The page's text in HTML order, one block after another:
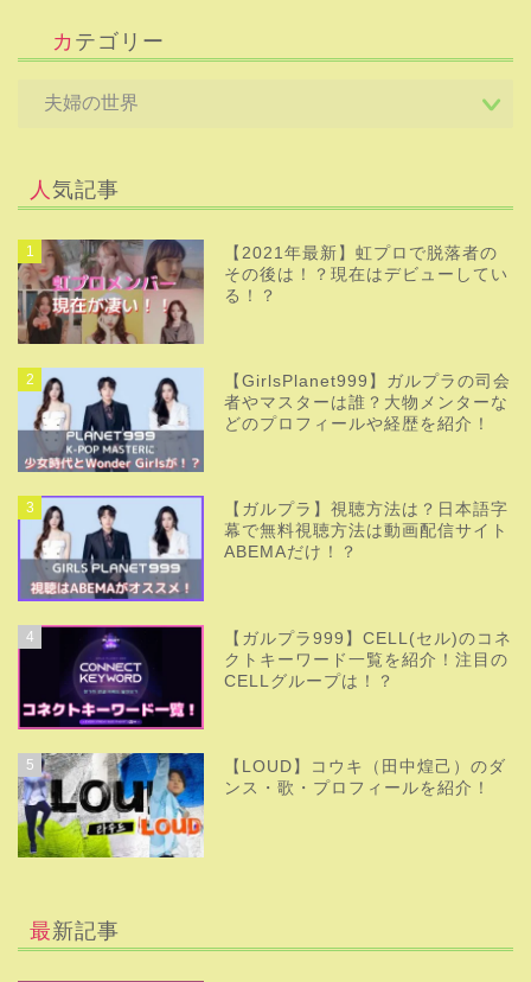
カテゴリー
人気記事
1
【2021年最新】虹プロで脱落者の
その後は！？現在はデビューしてい
る！？
2
【GirlsPlanet999】ガルプラの司会
者やマスターは誰？大物メンターな
どのプロフィールや経歴を紹介！
3
【ガルプラ】視聴方法は？日本語字
幕で無料視聴方法は動画配信サイト
ABEMAだけ！？
4
【ガルプラ999】CELL(セル)のコネ
クトキーワード一覧を紹介！注目の
CELLグループは！？
5
【LOUD】コウキ（田中煌己）のダ
ンス・歌・プロフィールを紹介！
最新記事